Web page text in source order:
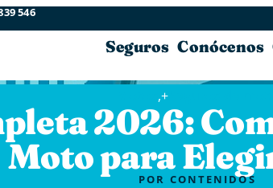
546
Seguros Conócenos
,+
2026:
Moto para
POR CONTENIDOS